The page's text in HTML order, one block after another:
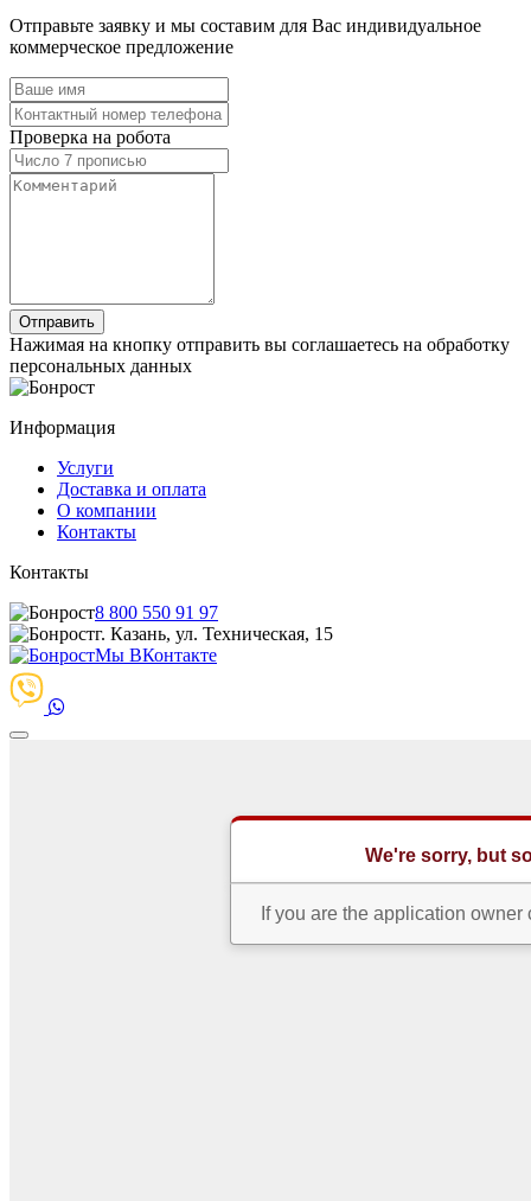
Отправьте заявку и мы составим для Вас индивидуальное
коммерческое предложение
Проверка на робота
Нажимая на кнопку отправить вы соглашаетесь на обработку
персональных данных
Информация
Услуги
Доставка и оплата
О компании
Контакты
Контакты
8 800 550 91 97
г. Казань, ул. Техническая, 15
Мы ВКонтакте